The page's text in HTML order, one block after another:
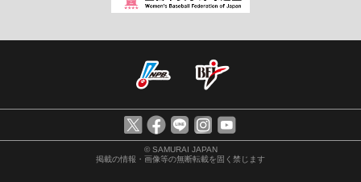
© SAMURAI JAPAN
掲載の情報・画像等の無断転載を固く禁じます